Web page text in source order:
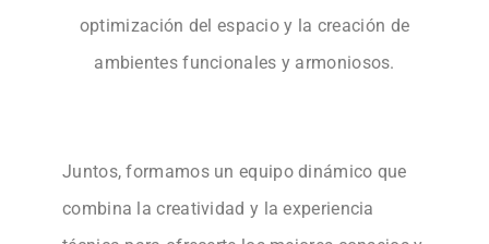
optimización del espacio y la creación de
ambientes funcionales y armoniosos.
Juntos, formamos un equipo dinámico que
combina la creatividad y la experiencia